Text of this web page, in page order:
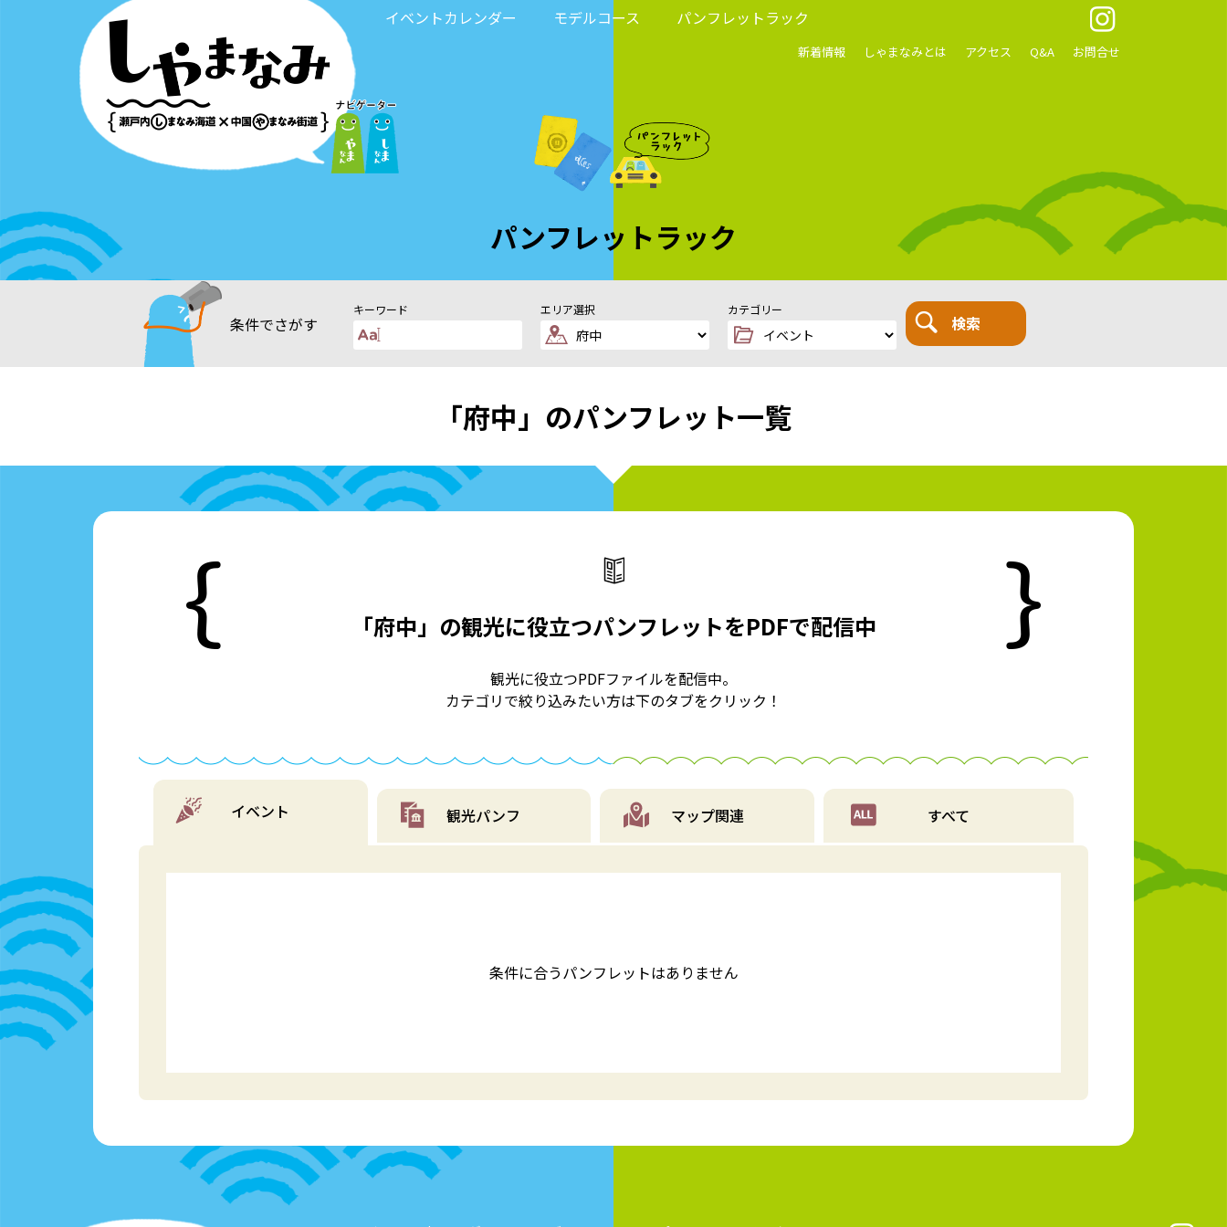
イベントカレンダー モデルコース パンフレットラック
新着情報 しゃまなみとは アクセス Q&A お問合せ
パンフレットラック
条件でさがす
キーワード エリア選択 カテゴリー
検索
「府中」のパンフレット一覧
「府中」の観光に役立つパンフレットをPDFで配信中
観光に役立つPDFファイルを配信中。
カテゴリで絞り込みたい方は下のタブをクリック！
イベント 観光パンフ マップ関連 すべて
条件に合うパンフレットはありません